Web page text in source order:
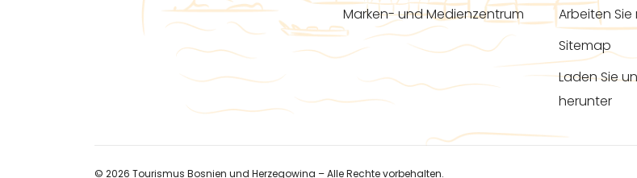
Marken- und Medienzentrum
Arbeiten Sie
Sitemap
Laden Sie
herunter
© 2026 Tourismus Bosnien und Herzegowina – Alle Rechte vorbehalten.